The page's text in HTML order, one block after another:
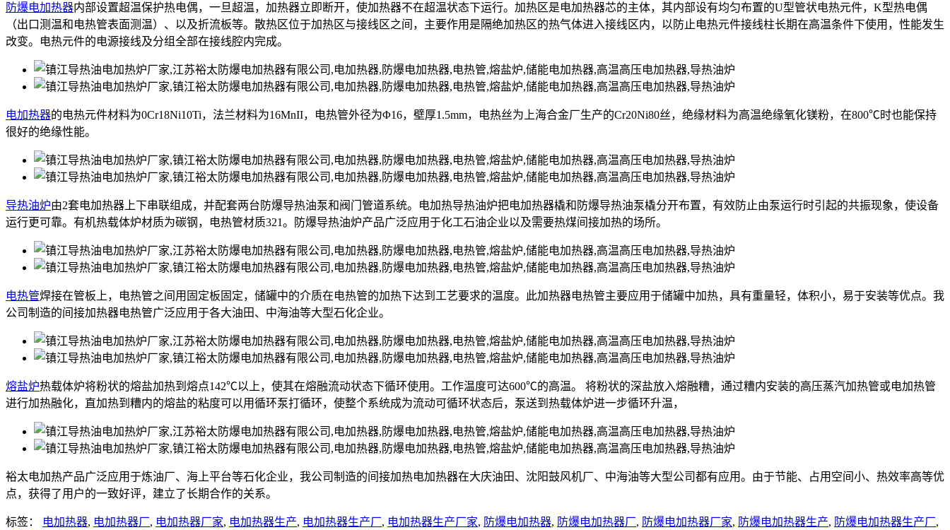
防爆电加热器内部设置超温保护热电偶，一旦超温，加热器立即断开，使加热器不在超温状态下运行。加热区是电加热器芯的主体，其内部设有均匀布置的U型管状电热元件，K型热电偶
（出口测温和电热管表面测温）、以及折流板等。散热区位于加热区与接线区之间，主要作用是隔绝加热区的热气体进入接线区内，以防止电热元件接线柱长期在高温条件下使用，性能发生
改变。电热元件的电源接线及分组全部在接线腔内完成。
电加热器的电热元件材料为0Cr18Ni10Ti，法兰材料为16MnII，电热管外径为Φ16，壁厚1.5mm，电热丝为上海合金厂生产的Cr20Ni80丝，绝缘材料为高温绝缘氧化镁粉，在800℃时也能保持
很好的绝缘性能。
导热油炉由2套电加热器上下串联组成，并配套两台防爆导热油泵和阀门管道系统。电加热导热油炉把电加热器橇和防爆导热油泵橇分开布置，有效防止由泵运行时引起的共振现象，使设备
运行更可靠。有机热载体炉材质为碳钢，电热管材质321。防爆导热油炉产品广泛应用于化工石油企业以及需要热煤间接加热的场所。
电热管焊接在管板上，电热管之间用固定板固定，储罐中的介质在电热管的加热下达到工艺要求的温度。此加热器电热管主要应用于储罐中加热，具有重量轻，体积小，易于安装等优点。我
公司制造的间接加热器电热管广泛应用于各大油田、中海油等大型石化企业。
熔盐炉热载体炉将粉状的熔盐加热到熔点142℃以上，使其在熔融流动状态下循环使用。工作温度可达600℃的高温。 将粉状的深盐放入熔融糟，通过糟内安装的高压蒸汽加热管或电加热管
进行加热融化，直加热到糟内的熔盐的粘度可以用循环泵打循环，使整个系统成为流动可循环状态后，泵送到热载体炉进一步循环升温，
裕太电加热产品广泛应用于炼油厂、海上平台等石化企业，我公司制造的间接加热电加热器在大庆油田、沈阳鼓风机厂、中海油等大型公司都有应用。由于节能、占用空间小、热效率高等优
点，获得了用户的一致好评，建立了长期合作的关系。
标签： 电加热器, 电加热器厂, 电加热器厂家, 电加热器生产, 电加热器生产厂, 电加热器生产厂家, 防爆电加热器, 防爆电加热器厂, 防爆电加热器厂家, 防爆电加热器生产, 防爆电加热器生产厂,